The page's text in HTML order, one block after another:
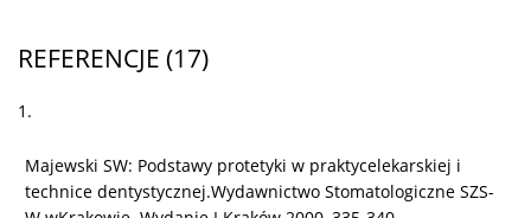
REFERENCJE (17)
1.
Majewski SW: Podstawy protetyki w praktycelekarskiej i
technice dentystycznej.Wydawnictwo Stomatologiczne SZS-